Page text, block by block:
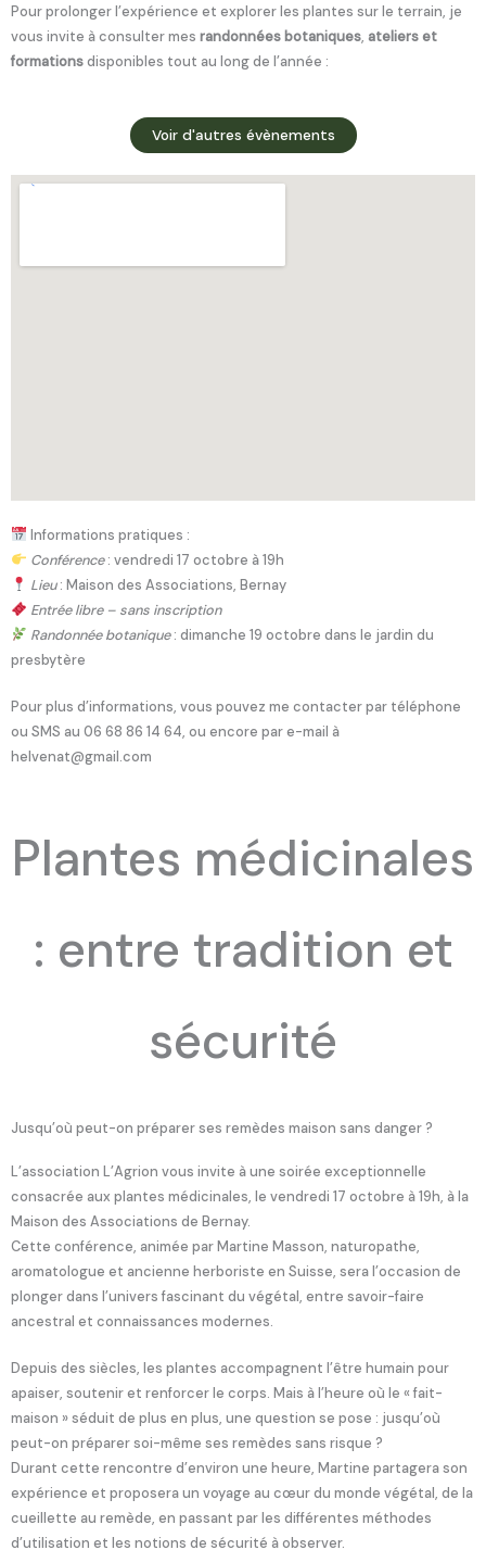
Pour prolonger l’expérience et explorer les plantes sur le terrain, je
vous invite à consulter mes randonnées botaniques, ateliers et
formationsdisponibles tout au long de l’année :
Voir d'autres évènements
Informations pratiques :
Conférence: vendredi 17 octobre à 19h
Lieu: Maison des Associations, Bernay
Entrée libre – sans inscription
Randonnée botanique: dimanche 19 octobre dans le jardin du
presbytère
Pour plus d’informations, vous pouvez me contacter par téléphone
ou SMS au 06 68 86 14 64, ou encore par e-mail à
helvenat@gmail.com
Plantes médicinales
: entre tradition et
sécurité
Jusqu’où peut-on préparer ses remèdes maison sans danger ?
L’association L’Agrion vous invite à une soirée exceptionnelle
consacrée aux plantes médicinales, le vendredi 17 octobre à 19h, à la
Maison des Associations de Bernay.
Cette conférence, animée par Martine Masson, naturopathe,
aromatologue et ancienne herboriste en Suisse, sera l’occasion de
plonger dans l’univers fascinant du végétal, entre savoir-faire
ancestral et connaissances modernes.
Depuis des siècles, les plantes accompagnent l’être humain pour
apaiser, soutenir et renforcer le corps. Mais à l’heure où le « fait-
maison » séduit de plus en plus, une question se pose : jusqu’où
peut-on préparer soi-même ses remèdes sans risque ?
Durant cette rencontre d’environ une heure, Martine partagera son
expérience et proposera un voyage au cœur du monde végétal, de la
cueillette au remède, en passant par les différentes méthodes
d’utilisation et les notions de sécurité à observer.